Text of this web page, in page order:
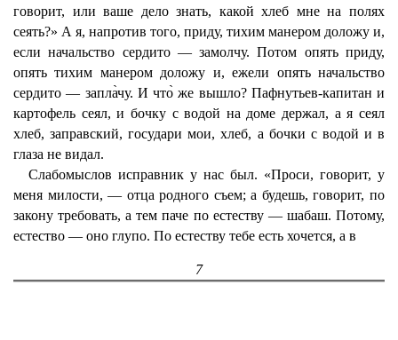
говорит, или ваше дело знать, какой хлеб мне на полях
сеять?» А я, напротив того, приду, тихим манером доложу и,
если начальство сердито — замолчу. Потом опять приду,
опять тихим манером доложу и, ежели опять начальство
сердито — запла̀чу. И что̀ же вышло? Пафнутьев-капитан и
картофель сеял, и бочку с водой на доме держал, а я сеял
хлеб, заправский, государи мои, хлеб, а бочки с водой и в
глаза не видал.
Слабомыслов исправник у нас был. «Проси, говорит, у
меня милости, — отца родного съем; а будешь, говорит, по
закону требовать, а тем паче по естеству — шабаш. Потому,
естество — оно глупо. По естеству тебе есть хочется, а в
7